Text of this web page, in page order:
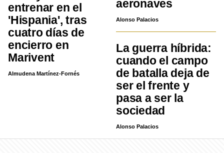
entrenar en el
'Hispania', tras
cuatro días de
encierro en
Marivent
Almudena Martínez-Fornés
aeronaves
Alonso Palacios
La guerra híbrida:
cuando el campo
de batalla deja de
ser el frente y
pasa a ser la
sociedad
Alonso Palacios